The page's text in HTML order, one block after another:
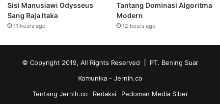
Sisi Manusiawi Odysseus
Sang Raja Itaka
11 hours ago
Tantang Dominasi Algoritma
Modern
12 hours ago
© Copyright 2019, All Rights Reserved | PT. Bening Suar
Komunika - Jernih.co
Tentang Jernih.co
Redaksi Pedoman Media Siber